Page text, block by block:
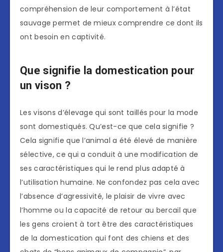
compréhension de leur comportement à l’état
sauvage permet de mieux comprendre ce dont ils
ont besoin en captivité.
Que signifie la domestication pour
un vison ?
Les visons d’élevage qui sont taillés pour la mode
sont domestiqués. Qu’est-ce que cela signifie ?
Cela signifie que l’animal a été élevé de manière
sélective, ce qui a conduit à une modification de
ses caractéristiques qui le rend plus adapté à
l’utilisation humaine. Ne confondez pas cela avec
l’absence d’agressivité, le plaisir de vivre avec
l’homme ou la capacité de retour au bercail que
les gens croient à tort être des caractéristiques
de la domestication qui font des chiens et des